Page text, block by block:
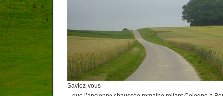
Saviez-vous